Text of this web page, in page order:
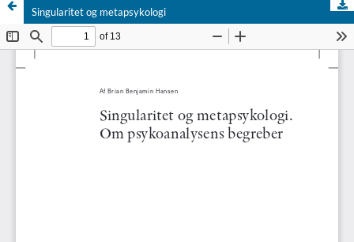
Singularitet og metapsykologi